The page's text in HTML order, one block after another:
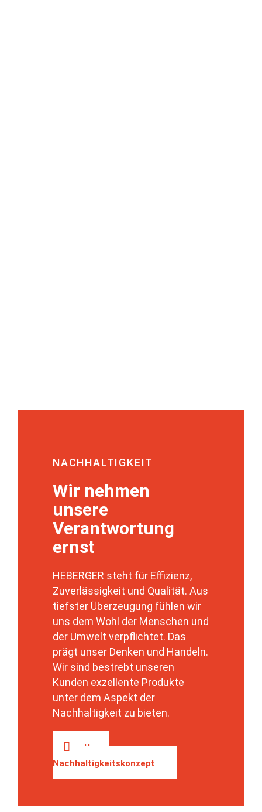
NACHHALTIGKEIT
Wir nehmen
unsere
Verantwortung
ernst
HEBERGER steht für Effizienz,
Zuverlässigkeit und Qualität. Aus
tiefster Überzeugung fühlen wir
uns dem Wohl der Menschen und
der Umwelt verpflichtet. Das
prägt unser Denken und Handeln.
Wir sind bestrebt unseren
Kunden exzellente Produkte
unter dem Aspekt der
Nachhaltigkeit zu bieten.
Unser
Nachhaltigkeitskonzept